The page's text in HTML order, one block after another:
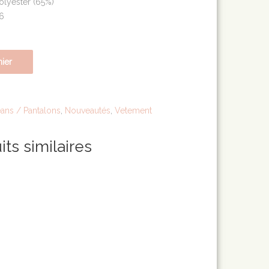
/ Pantalons Nouveautés ,Vetement
similaires